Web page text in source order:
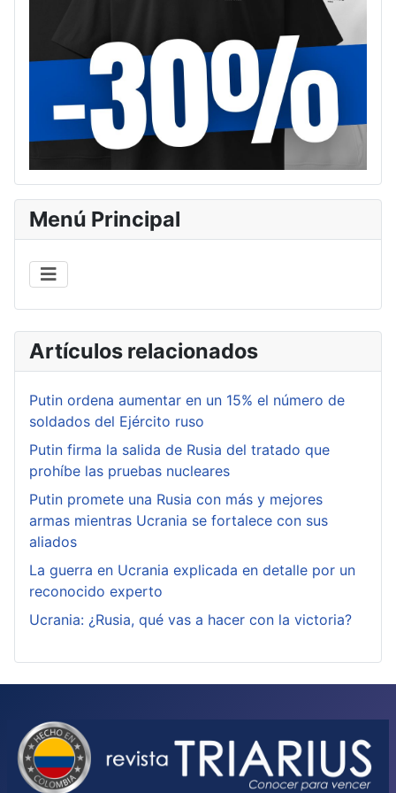
Menú Principal
Artículos relacionados
Putin ordena aumentar en un 15% el número de
soldados del Ejército ruso
Putin firma la salida de Rusia del tratado que
prohíbe las pruebas nucleares
Putin promete una Rusia con más y mejores
armas mientras Ucrania se fortalece con sus
aliados
La guerra en Ucrania explicada en detalle por un
reconocido experto
Ucrania: ¿Rusia, qué vas a hacer con la victoria?